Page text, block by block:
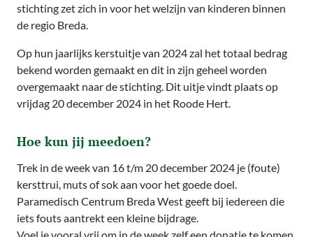
stichting zet zich in voor het welzijn van kinderen binnen
de regio Breda.
Op hun jaarlijks kerstuitje van 2024 zal het totaal bedrag
bekend worden gemaakt en dit in zijn geheel worden
overgemaakt naar de stichting. Dit uitje vindt plaats op
vrijdag 20 december 2024 in het Roode Hert.
Hoe kun jij meedoen?
Trek in de week van 16 t/m 20 december 2024 je (foute)
kersttrui, muts of sok aan voor het goede doel.
Paramedisch Centrum Breda West geeft bij iedereen die
iets fouts aantrekt een kleine bijdrage.